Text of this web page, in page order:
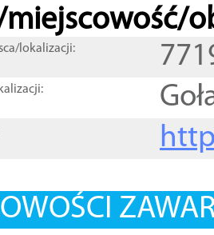
miejscowość/
lokalizacji: